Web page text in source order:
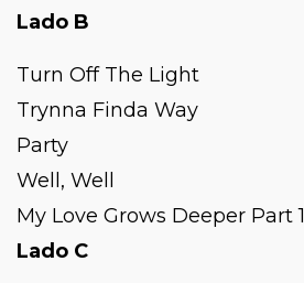
Lado B
Turn Off The Light
Trynna Finda Way
Party
Well, Well
My Love Grows Deeper Part 1
Lado C